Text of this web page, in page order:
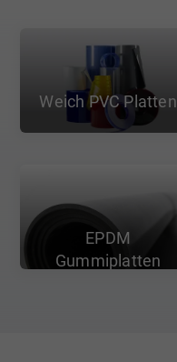
Weich PVC Platten
EPDM
Gummiplatten